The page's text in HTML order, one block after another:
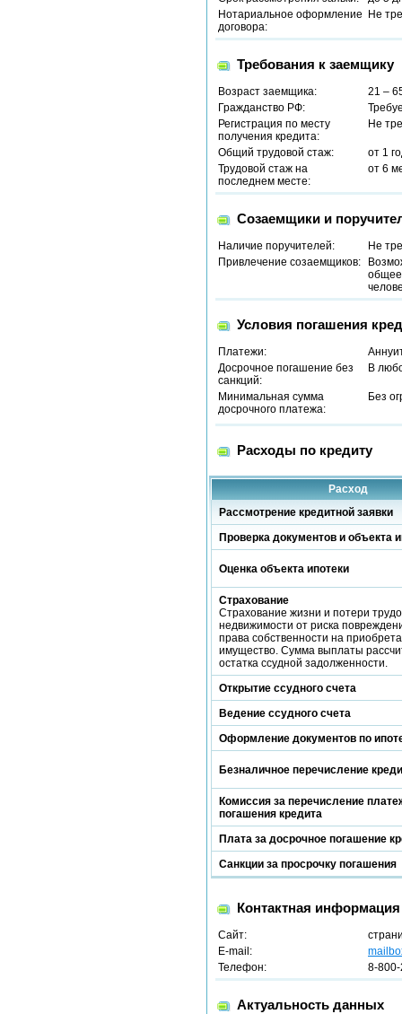
Нотариальное оформление
договора:
Не
Требования к заемщику
Возраст заемщика:
21 –
Гражданство РФ:
Регистрация по месту
получения кредита:
Не
Общий трудовой стаж:
от 1
Трудовой стаж на
последнем месте:
от 6
Созаемщики и
Наличие поручителей:
Не
Привлечение созаемщиков:
общее
Условия погашения
Платежи:
Досрочное погашение без
санкций:
В
Минимальная сумма
досрочного платежа:
Без
Расходы по кредиту
Расход
Рассмотрение кредитной заявки
Проверка документов и объекта
Оценка объекта ипотеки
Страхование
Страхование жизни и потери
недвижимости от риска
права собственности на
имущество. Сумма выплаты
остатка ссудной задолженности.
Открытие ссудного счета
Ведение ссудного счета
Оформление документов по
Безналичное перечисление
Комиссия за перечисление
погашения кредита
Плата за досрочное погашение
Санкции за просрочку погашения
Контактная информация
Сайт:
E-mail:
Телефон:
8-
Актуальность данных